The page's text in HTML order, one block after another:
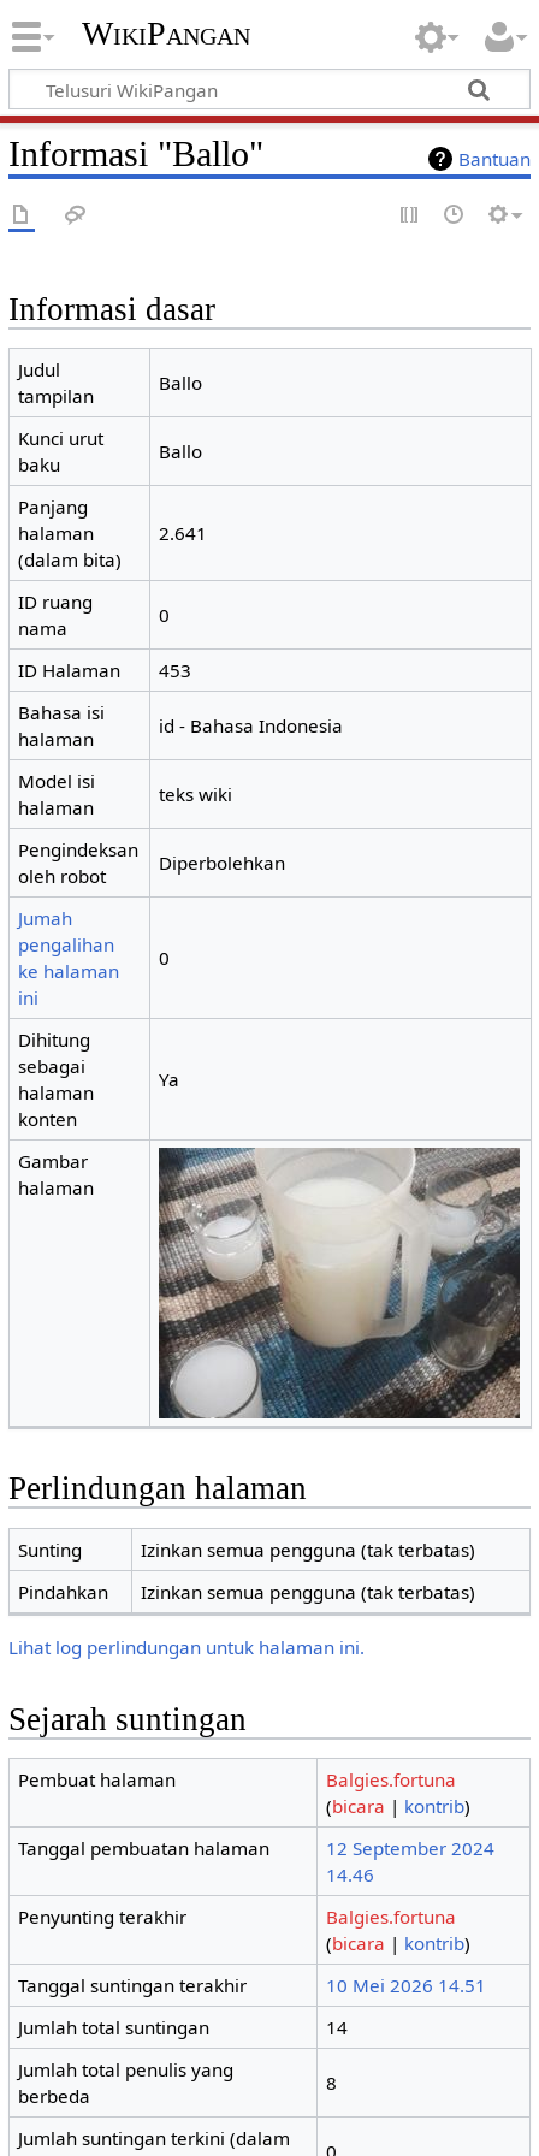
WikiPangan
Bantuan
Informasi "Ballo"
Informasi dasar
Judul
tampilan
Ballo
Kunci urut
baku
Ballo
Panjang
halaman
(dalam bita)
2.641
ID ruang
nama
0
ID Halaman
453
Bahasa isi
halaman
id - Bahasa Indonesia
Model isi
halaman
teks wiki
Pengindeksan
oleh robot
Diperbolehkan
Jumah
pengalihan
ke halaman
ini
0
Dihitung
sebagai
halaman
konten
Ya
Gambar
halaman
Perlindungan halaman
Sunting
Izinkan semua pengguna (tak terbatas)
Pindahkan
Izinkan semua pengguna (tak terbatas)
Lihat log perlindungan untuk halaman ini.
Sejarah suntingan
Pembuat halaman
Balgies.fortuna
(bicara | kontrib)
Tanggal pembuatan halaman
12 September 2024
14.46
Penyunting terakhir
Balgies.fortuna
(bicara | kontrib)
Tanggal suntingan terakhir
10 Mei 2026 14.51
Jumlah total suntingan
14
Jumlah total penulis yang
berbeda
8
Jumlah suntingan terkini (dalam